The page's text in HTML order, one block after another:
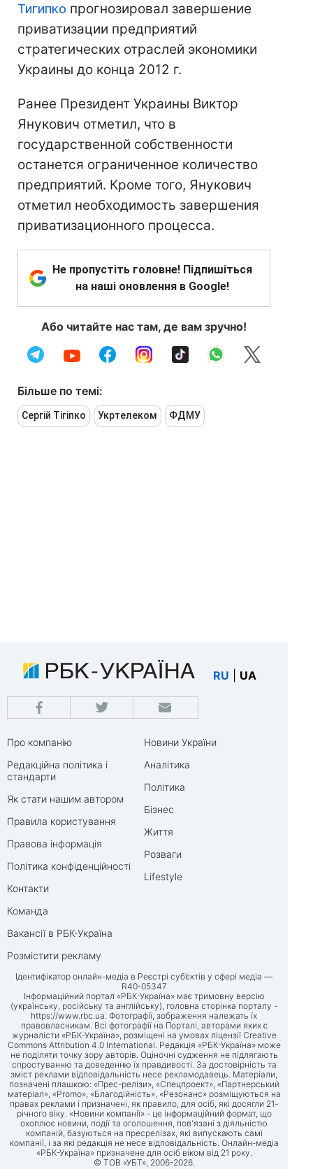
Тигипко прогнозировал завершение
приватизации предприятий
стратегических отраслей экономики
Украины до конца 2012 г.
Ранее Президент Украины Виктор
Янукович отметил, что в
государственной собственности
останется ограниченное количество
предприятий. Кроме того, Янукович
отметил необходимость завершения
приватизационного процесса.
Не пропустіть головне! Підпишіться
на наші оновлення в Google!
Або читайте нас там, де вам зручно!
Більше по темі:
Сергій Тігіпко Укртелеком ФДМУ
RU UA
Про компанію
Редакційна політика і
стандарти
Як стати нашим автором
Правила користування
Правова інформація
Політика конфіденційності
Контакти
Команда
Вакансії в РБК-Україна
Розмістити рекламу
Новини України
Аналітика
Політика
Бізнес
Життя
Розваги
Lifestyle
Ідентифікатор онлайн-медіа в Реєстрі суб’єктів у сфері медіа —
R40-05347
Інформаційний портал «РБК-Україна» має тримовну версію
(українську, російську та англійську), головна сторінка порталу -
https://www.rbc.ua. Фотографії, зображення належать їх
правовласникам. Всі фотографії на Порталі, авторами яких є
журналісти «РБК-Україна», розміщені на умовах ліцензії Creative
Commons Attribution 4.0 International. Редакція «РБК-Україна» може
не поділяти точку зору авторів. Оціночні судження не підлягають
спростуванню та доведенню їх правдивості. За достовірність та
зміст реклами відповідальність несе рекламодавець. Матеріали,
позначені плашкою: «Прес-релізи», «Спецпроект», «Партнерський
матеріал», «Promo», «Благодійність», «Резонанс» розміщуються на
правах реклами і призначені, як правило, для осіб, які досягли 21-
річного віку. «Новини компанії» - це інформаційний формат, що
охоплює новини, події та оголошення, пов'язані з діяльністю
компаній, базуються на пресрелізах, які випускають самі
компанії, і за які редакція не несе відповідальність. Онлайн-медіа
«РБК-Україна» призначене для осіб віком від 21 року.
© ТОВ «УБТ», 2006-2026.